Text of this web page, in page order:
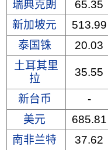
瑞典克朗 65.35
新加坡元
513.99
泰国铢
20.03
土耳其里
拉
35.55
新台币 -
美元
685.81
南非兰特
37.62